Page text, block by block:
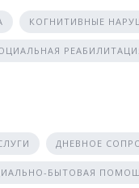
КОГНИТИВНЫЕ
ДНЕВНОЕ
БЫТОВАЯ